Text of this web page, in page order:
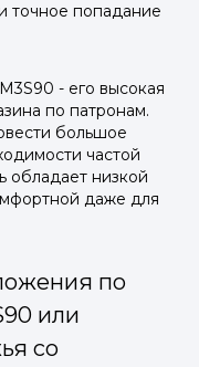
точное попадание
- его высокая
по патронам.
большое
частой
обладает низкой
даже для
по
или
со